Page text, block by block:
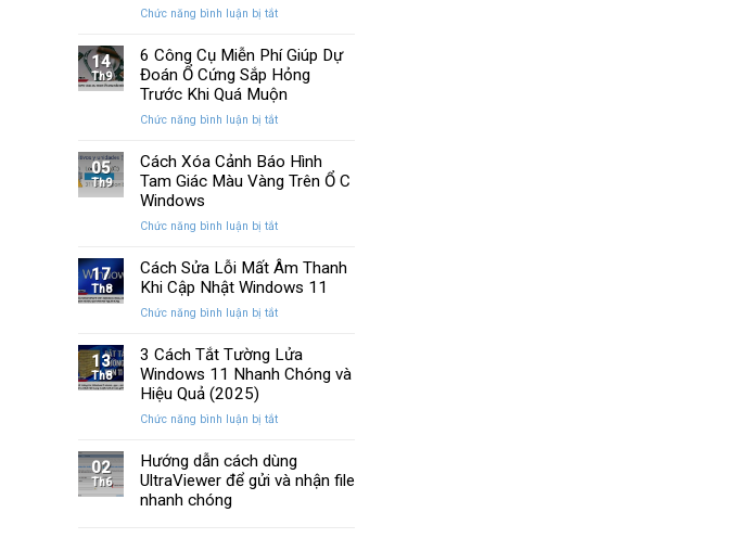
cải
quan
trọng
Management
Windows
Chức năng bình luận bị tắtở
Khắc
Phục
Hình
Nháy
Khi
Trên
14
Th9
6 Công Cụ Miễn Phí Giúp Dự
Đoán Ổ Cứng Sắp Hỏng
Trước Khi Quá Muộn
Chức năng bình luận bị tắtở
Công
Cụ
Miễn
Giúp
Đoán
Ổ
Trước
Khi
Muộn
05
Th9
Cách Xóa Cảnh Báo Hình
Tam Giác Màu Vàng Trên Ổ C
Windows
Chức năng bình luận bị tắtở
Xóa
Hình
Giác
Màu
Windows
17
Th8
Cách Sửa Lỗi Mất Âm Thanh
Khi Cập Nhật Windows 11
Chức năng bình luận bị tắtở
Sửa
Lỗi
Thanh
Cập
Nhật
13
Th8
3 Cách Tắt Tường Lửa
Windows 11 Nhanh Chóng và
Hiệu Quả (2025)
Chức năng bình luận bị tắtở
Cách
Tắt
02
Th6
Hướng dẫn cách dùng
UltraViewer để gửi và nhận file
nhanh chóng